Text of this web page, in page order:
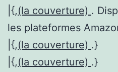
|{,(la couverture) .
les plateformes
|{,(la couverture) .}
|{,(la couverture) .}